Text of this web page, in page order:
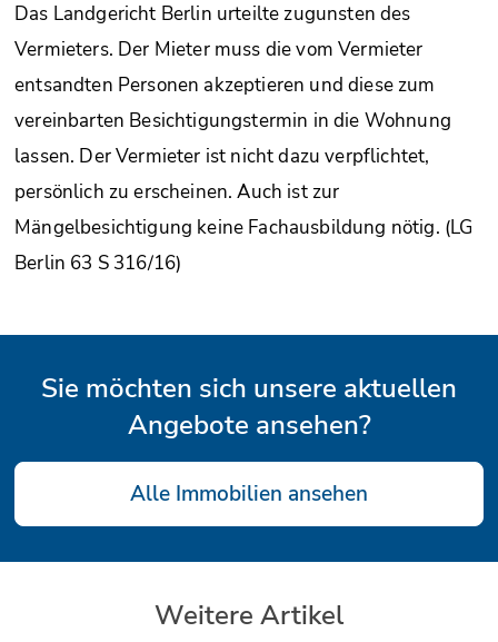
Das Landgericht Berlin urteilte zugunsten des
Vermieters. Der Mieter muss die vom Vermieter
entsandten Personen akzeptieren und diese zum
vereinbarten Besichtigungstermin in die Wohnung
lassen. Der Vermieter ist nicht dazu verpflichtet,
persönlich zu erscheinen. Auch ist zur
Mängelbesichtigung keine Fachausbildung nötig. (LG
Berlin 63 S 316/16)
Sie möchten sich unsere aktuellen
Angebote ansehen?
Alle Immobilien ansehen
Weitere Artikel